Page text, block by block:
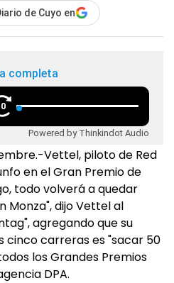
de Cuyo en
completa
Powered by Thinkindot Audio
Vettel, piloto de Red
en el Gran Premio de
todo volverá a quedar
Monza", dijo Vettel al
agregando que su
cinco carreras es "sacar 50
los Grandes Premios
DPA.